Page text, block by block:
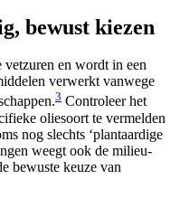
bewust kiezen
vetzuren en wordt in een
verwerkt vanwege
3 Controleer het
oliesoort te vermelden
nog slechts ‘plantaardige
weegt ook de milieu-
bewuste keuze van